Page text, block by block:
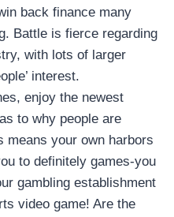
back finance many
Battle is fierce regarding
with lots of larger
interest.
enjoy the newest
to why people are
means your own harbors
to definitely games-you
gambling establishment
video game! Are the